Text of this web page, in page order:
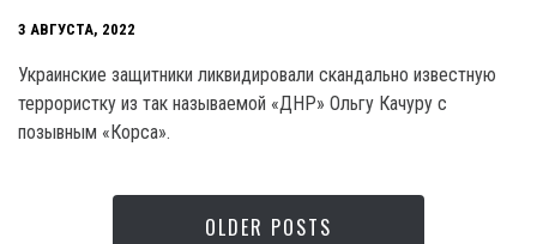
3 АВГУСТА, 2022
Украинские защитники ликвидировали скандально известную
террористку из так называемой «ДНР» Ольгу Качуру с
позывным «Корса».
OLDER POSTS